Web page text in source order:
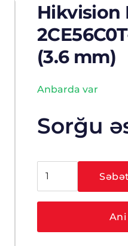
Hikvision
(3.6 mm)
Anbarda var
Sorğu
DS-